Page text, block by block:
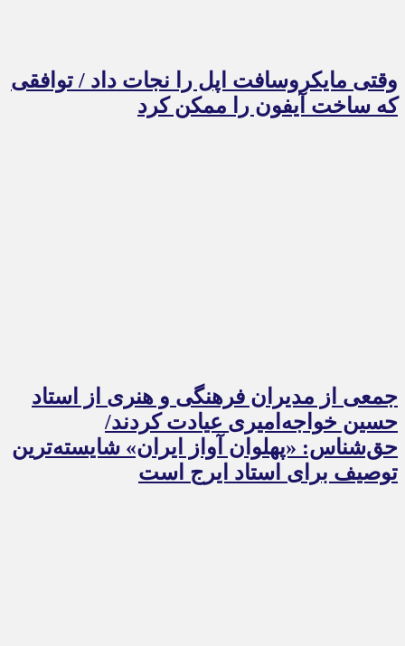
وقتی مایکروسافت اپل را نجات داد / توافقی
که ساخت آیفون را ممکن کرد
جمعی از مدیران فرهنگی و هنری از استاد
حسین خواجه‌امیری عیادت کردند/
حق‌شناس: «پهلوان آواز ایران» شایسته‌ترین
توصیف برای استاد ایرج است